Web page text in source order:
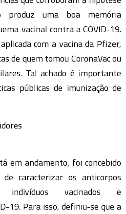
produz uma boa memória
vacinal contra a COVID-19.
com a vacina da Pfizer,
de quem tomou CoronaVac ou
Tal achado é importante
públicas de imunização de
em andamento, foi concebido
caracterizar os anticorpos
indivíduos vacinados e
19. Para isso, definiu-se que a